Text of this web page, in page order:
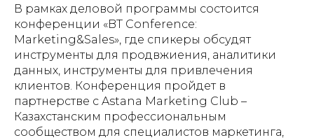
В рамках деловой программы состоится
конференции «BT Conference:
Marketing&Sales», где спикеры обсудят
инструменты для продвжиения, аналитики
данных, инструменты для привлечения
клиентов. Конференция пройдет в
партнерстве с Astana Marketing Club –
Казахстанским профессиональным
сообществом для специалистов маркетинга,